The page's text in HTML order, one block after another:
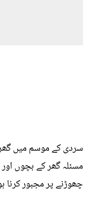
سردی کے موسم میں
مسئلہ گھر کے بچوں
چھوڑنے پر مجبور